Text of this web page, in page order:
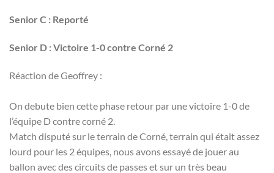
Senior C : Reporté
Senior D : Victoire 1-0 contre Corné 2
Réaction de Geoffrey :
On debute bien cette phase retour par une victoire 1-0 de
l’équipe D contre corné 2.
Match disputé sur le terrain de Corné, terrain qui était assez
lourd pour les 2 équipes, nous avons essayé de jouer au
ballon avec des circuits de passes et sur un très beau